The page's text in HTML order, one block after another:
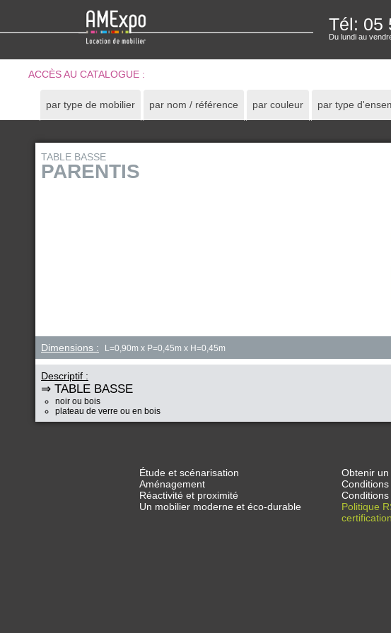
Tél: 05
Du lundi au
ACCÈS AU CATALOGUE :
par type de mobilier par nom / référence par couleur par type
TABLE BASSE
PARENTIS
Dimensions : L=0,90m x P=0,45m x H=0,45m
Descriptif :
⇒ TABLE BASSE
noir ou bois
plateau de verre ou en bois
Étude et scénarisation
Aménagement
Réactivité et proximité
Un mobilier moderne et éco-durable
Obtenir un
Politique